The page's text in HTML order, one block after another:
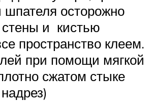
осторожно
стены и кистью
пространство клеем.
при помощи мягкой
сжатом стыке